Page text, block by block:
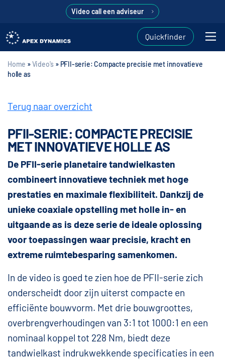
Video call een adviseur
Quickfinder
Home »Video's » PFII-serie: Compacte precisie met innovatieve
holle as
Terug naar overzicht
PFII-SERIE: COMPACTE PRECISIE
MET INNOVATIEVE HOLLE AS
De PFII-serie planetaire tandwielkasten
combineert innovatieve techniek met hoge
prestaties en maximale flexibiliteit. Dankzij de
unieke coaxiale opstelling met holle in- en
uitgaande as is deze serie de ideale oplossing
voor toepassingen waar precisie, kracht en
extreme ruimtebesparing samenkomen.
In de video is goed te zien hoe de PFII-serie zich
onderscheidt door zijn uiterst compacte en
efficiënte bouwvorm. Met drie bouwgroottes,
overbrengverhoudingen van 3:1 tot 1000:1 en een
nominaal koppel tot 228 Nm, biedt deze
tandwielkast indrukwekkende specificaties in een